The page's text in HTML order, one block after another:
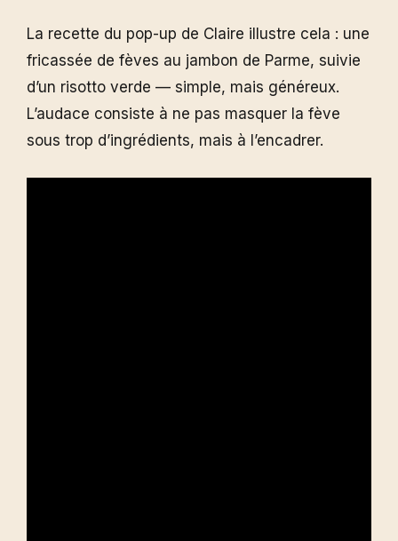
La recette du pop-up de Claire illustre cela : une
fricassée de fèves au jambon de Parme, suivie
d’un risotto verde — simple, mais généreux.
L’audace consiste à ne pas masquer la fève
sous trop d’ingrédients, mais à l’encadrer.